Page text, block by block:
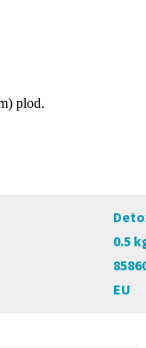
plod.
0.5
EU